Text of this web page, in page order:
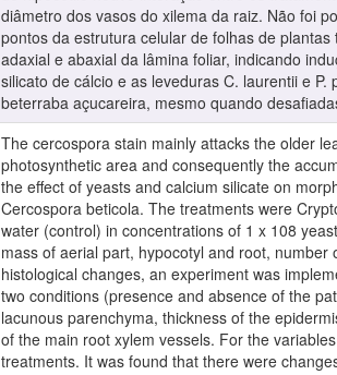
diâmetro dos vasos do xilema da raiz. Não foi
pontos da estrutura celular de folhas de
adaxial e abaxial da lâmina foliar, indicando
silicato de cálcio e as leveduras C. laurentii e
beterraba açucareira, mesmo quando
The cercospora stain mainly attacks the older
photosynthetic area and consequently the
the effect of yeasts and calcium silicate on
Cercospora beticola. The treatments were
water (control) in concentrations of 1 x 108
mass of aerial part, hypocotyl and root,
histological changes, an experiment was
two conditions (presence and absence of the
lacunous parenchyma, thickness of the
of the main root xylem vessels. For the
treatments. It was found that there were